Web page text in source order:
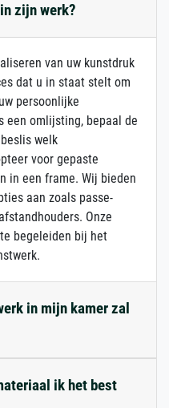
zijn werk?
van uw kunstdruk
dat u in staat stelt om
persoonlijke
een omlijsting, bepaal de
welk
voor gepaste
in een frame. Wij bieden
aan zoals passe-
Onze
begeleiden bij het
in mijn kamer zal
ik het best